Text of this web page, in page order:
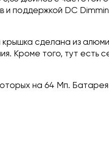
и поддержкой DC
сделана из
Кроме того, тут есть
на 64 Мп.